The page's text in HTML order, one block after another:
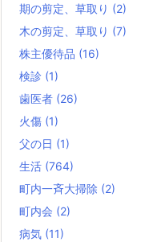
期の剪定、草取り (2)
木の剪定、草取り (7)
株主優待品 (16)
検診 (1)
歯医者 (26)
火傷 (1)
父の日 (1)
生活 (764)
町内一斉大掃除 (2)
町内会 (2)
病気 (11)